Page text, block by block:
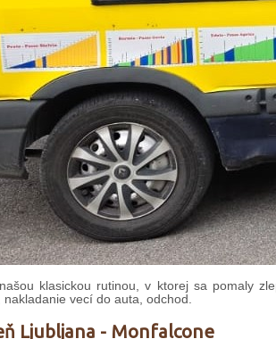
klasickou rutinou, v ktorej sa pomaly
nakladanie vecí do auta, odchod.
Ljubljana - Monfalcone